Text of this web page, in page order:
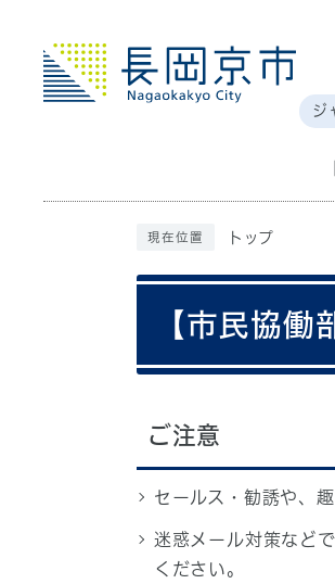
ジ
現在位置 トップ
【市民協
ご注意
セールス・勧誘や、
迷惑メール対策など
ください。